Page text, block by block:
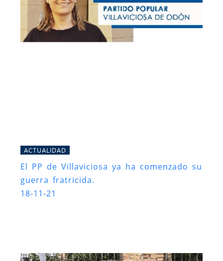
ACTUALIDAD
El PP de Villaviciosa ya ha comenzado su
guerra fratricida.
18-11-21